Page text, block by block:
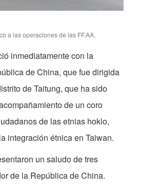
a las operaciones de las FF.AA.
inmediatamente con la
de China, que fue dirigida
de Taitung, que ha sido
de un coro
de las etnias hoklo,
integración étnica en Taiwan.
un saludo de tres
de la República de China.